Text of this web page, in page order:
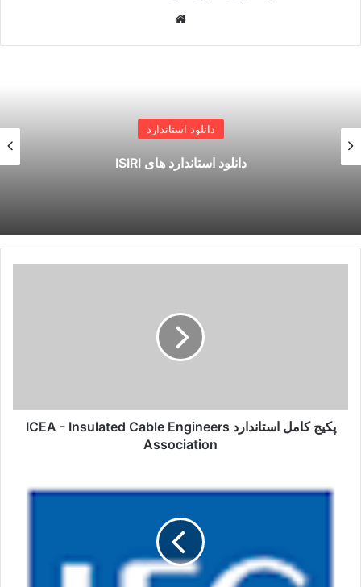
دانلود استاندارد
خرید استانداردهای ملی ایران
Association
پکیج کامل استاندارد ICEA - Insulated Cable Engineers
Association
کامل
International
Electrotechnical